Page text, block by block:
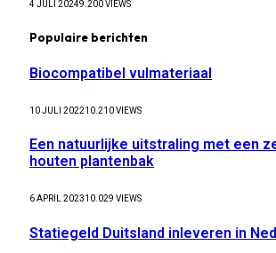
4 JULI 20249.200VIEWS
Populaire berichten
Biocompatibel vulmateriaal
10 JULI 202210.210VIEWS
Een natuurlijke uitstraling met een
houten plantenbak
6 APRIL 202310.029 VIEWS
Statiegeld Duitsland inleveren in